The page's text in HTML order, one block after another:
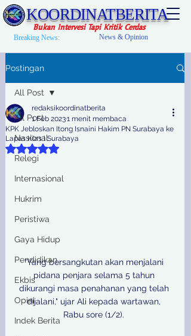
KOORDINATBERITA
Bukan Intervesi Tapi Kritik Cerdas
Breaking News: News & Opinion
Postingan
All Post
Nasional
Relegi
Internasional
Hukrim
Peristiwa
Gaya Hidup
Pendidikan
Ekbis
Opini
Indek Berita
All Post
KPK Jebloskan Itong Isnaini Hakim PN Surabaya ke
Lapas Klas I Surabaya
redaksikoordinatberita
1 Feb 20231 menit membaca
Dinilai NaN dari 5 bintang.
"Yang bersangkutan akan menjalani
pidana penjara selama 5 tahun
dikurangi masa penahanan yang telah
dijalani," ujar Ali kepada wartawan,
Rabu sore (1/2).